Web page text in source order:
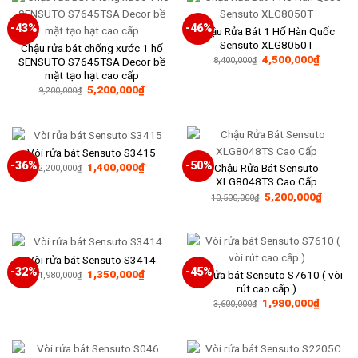
-43%
Chậu rửa bát chống xước 1 hố
SENSUTO S7645TSA Decor bề
mặt tạo hạt cao cấp
9,200,000₫ Giá
gốc
5,200,000₫Giá
hiện
5,200,000₫.
-46%Chậu Rửa Bát 1 Hố Hàn Quốc
Sensuto XLG8050T
8,400,000₫ Giá
gốc
4,500,000₫Giá
hiện
-36%
Vòi rửa bát Sensuto S3415
2,200,000₫ Giá
gốc
1,400,000₫Giá
hiện
-50% Chậu Rửa Bát Sensuto
XLG8048TS Cao Cấp
10,500,000₫ Giá
gốc
5,200,000₫Giá
hiện
-32%
Vòi rửa bát Sensuto S3414
1,980,000₫ Giá
gốc
1,350,000₫Giá
hiện
-45%
Vòi rửa bát Sensuto S7610 ( vòi
rút cao cấp )
3,600,000₫ Giá
gốc
1,980,000₫Giá
hiện